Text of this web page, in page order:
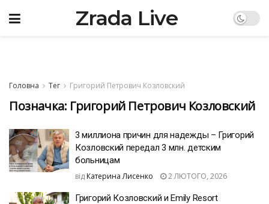
Zrada Live
Головна Тег Григорий Петрович Козловский
Позначка: Григорий Петрович Козловский
3 миллиона причин для надежды – Григорий
Козловский передал 3 млн. детским
больницам
від Катерина Лисенко 2 ЛЮТОГО, 2026
Григорий Козловский и Emily Resort